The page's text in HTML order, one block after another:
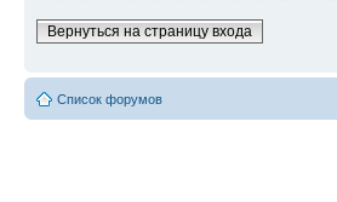
Вернуться на страницу входа
Список форумов